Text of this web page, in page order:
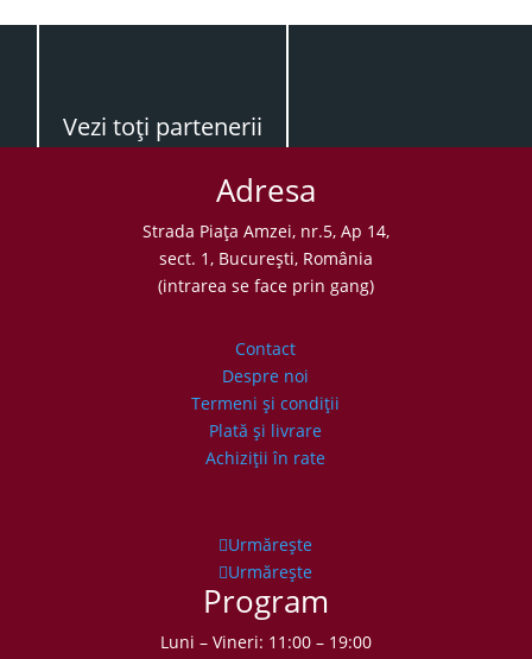
Vezi toţi partenerii
Adresa
Strada Piaţa Amzei, nr.5, Ap 14,
sect. 1, Bucureşti, România
(intrarea se face prin gang)
Contact
Despre noi
Termeni şi condiţii
Plată şi livrare
Achiziţii în rate
Urmărește
Urmărește
Program
Luni – Vineri: 11:00 – 19:00